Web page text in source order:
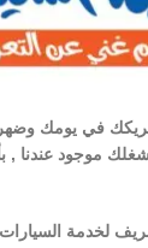
في يومك
موجود عندنا ,
لخدمة السيارات